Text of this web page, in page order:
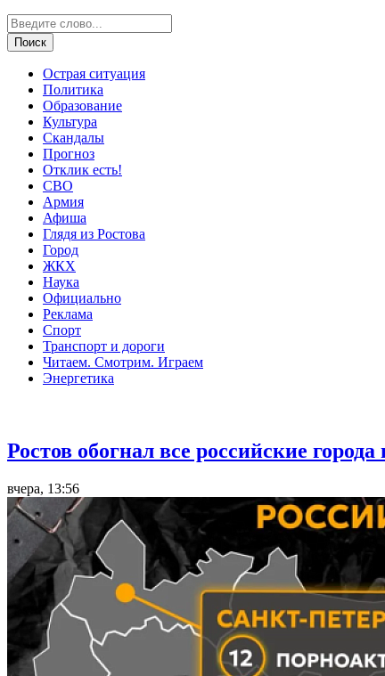
Острая ситуация
Политика
Образование
Культура
Скандалы
Прогноз
Отклик есть!
СВО
Армия
Афиша
Глядя из Ростова
Город
ЖКХ
Наука
Официально
Реклама
Спорт
Транспорт и дороги
Читаем. Смотрим. Играем
Энергетика
Ростов обогнал все российские
вчера, 13:56